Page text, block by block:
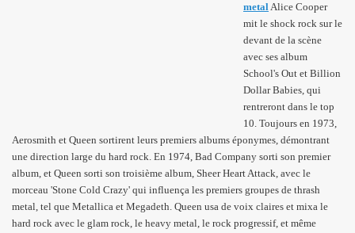
metalAlice Cooper
mit le shock rock sur le
devant de la scène
avec ses album
School's Out et Billion
Dollar Babies, qui
rentreront dans le top
10. Toujours en 1973,
Aerosmith et Queen sortirent leurs premiers albums éponymes, démontrant
une direction large du hard rock. En 1974, Bad Company sorti son premier
album, et Queen sorti son troisième album, Sheer Heart Attack, avec le
morceau 'Stone Cold Crazy' qui influença les premiers groupes de thrash
metal, tel que Metallica et Megadeth. Queen usa de voix claires et mixa le
hard rock avec le glam rock, le heavy metal, le rock progressif, et même